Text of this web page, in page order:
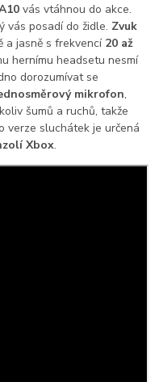
vás vtáhnou do akce.
vás posadí do židle. Zvuk
a jasně s frekvencí 20 až
hernímu headsetu nesmí
dorozumívat se
mikrofon,
šumů a ruchů, takže
verze sluchátek je určená
Xbox.